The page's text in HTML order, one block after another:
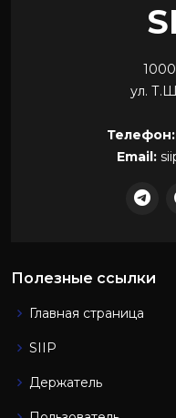
ул.
Телефон:
Email:
Полезные ссылки
Главная страница
SIIP
Держатель